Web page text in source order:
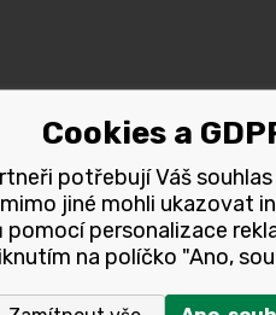
Cookies a
potřebují Váš
jiné mohli ukazovat
pomocí personalizace
na políčko "Ano,